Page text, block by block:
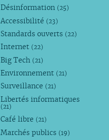
Désinformation (25)
Accessibilité (23)
Standards ouverts (22)
Internet (22)
Big Tech (21)
Environnement (21)
Surveillance (21)
Libertés informatiques
(21)
Café libre (21)
Marchés publics (19)